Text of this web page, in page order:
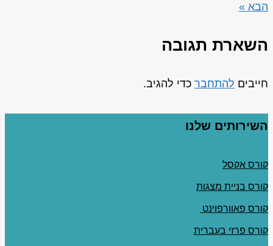
הבא »
השארת תגובה
חייבים להתחבר כדי להגיב.
השירותים שלנו
קורס אקסל
קורס בניית מצגות
קורס פאוורפוינט
קורס פרזי בעברית